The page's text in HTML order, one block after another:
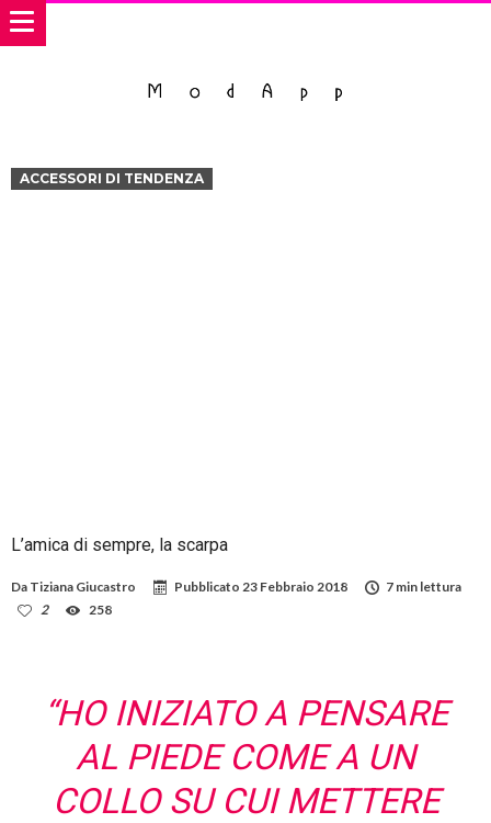
ACCESSORI DI TENDENZA
L’amica di sempre, la scarpa
Da Tiziana Giucastro Pubblicato 23 Febbraio 2018
7 min lettura
2
258
“HO INIZIATO A PENSARE
AL PIEDE COME A UN
COLLO SU CUI METTERE